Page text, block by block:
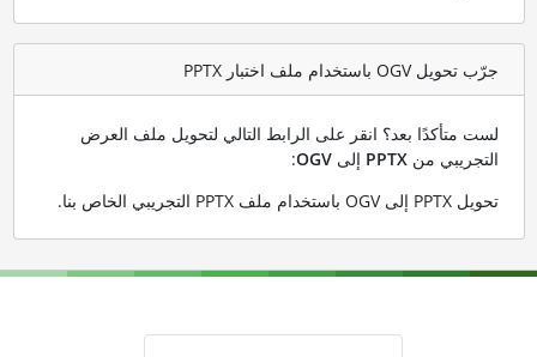
جرّب تحويل OGV باستخدام ملف اختبار PPTX
لست متأكدًا بعد؟ انقر على الرابط التالي لتحويل ملف العرض
التجريبي من PPTXإلى OGV
:
تحويل PPTX إلى OGV باستخدام ملف PPTX التجريبي الخاص بنا
.